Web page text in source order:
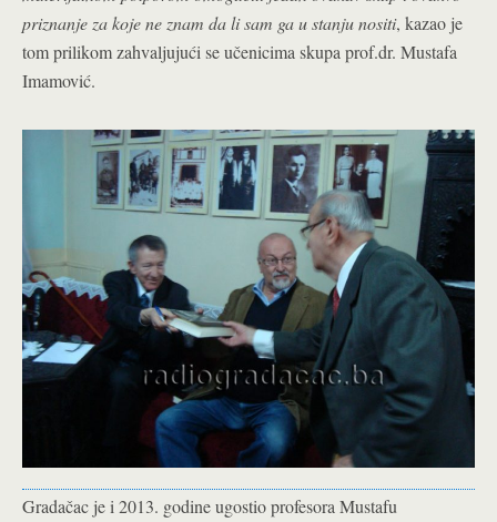
priznanje za koje ne znam da li sam ga u stanju nositi, kazao je
tom prilikom zahvaljujući se učenicima skupa prof.dr. Mustafa
Imamović.
Gradačac je i 2013. godine ugostio profesora Mustafu